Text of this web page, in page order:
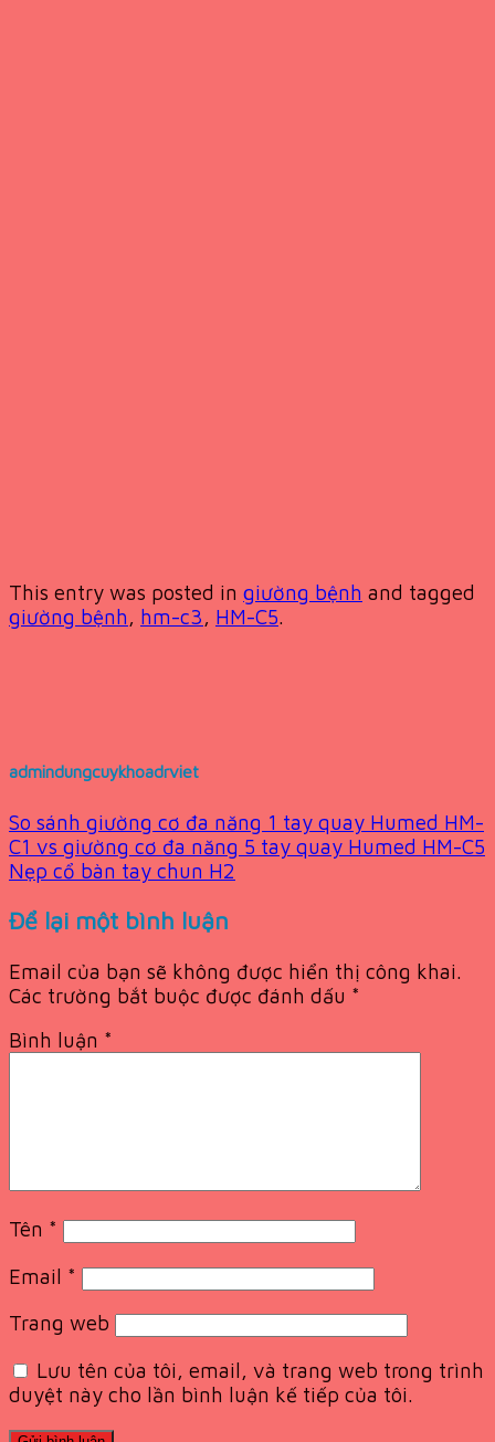
This entry was posted in giường bệnh and tagged
giường bệnh, hm-c3, HM-C5.
admindungcuykhoadrviet
So sánh giường cơ đa năng 1 tay quay Humed HM-
C1 vs giường cơ đa năng 5 tay quay Humed HM-C5
Nẹp cổ bàn tay chun H2
Để lại một bình luận
Email của bạn sẽ không được hiển thị công khai.
Các trường bắt buộc được đánh dấu *
Bình luận *
Tên *
Email *
Trang web
Lưu tên của tôi, email, và trang web trong trình
duyệt này cho lần bình luận kế tiếp của tôi.